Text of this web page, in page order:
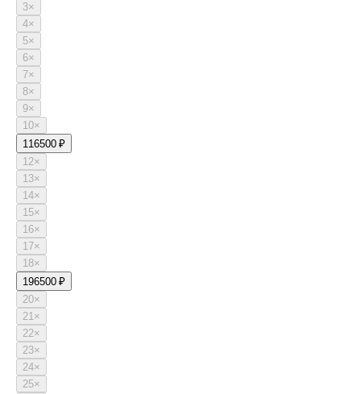
3×
4×
5×
6×
7×
8×
9×
10×
116500 ₽
12×
13×
14×
15×
16×
17×
18×
196500 ₽
20×
21×
22×
23×
24×
25×